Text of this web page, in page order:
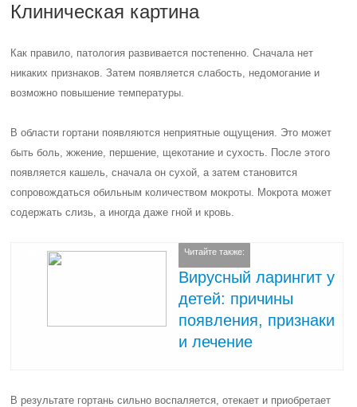
Клиническая картина
Как правило, патология развивается постепенно. Сначала нет
никаких признаков. Затем появляется слабость, недомогание и
возможно повышение температуры.
В области гортани появляются неприятные ощущения. Это может
быть боль, жжение, першение, щекотание и сухость. После этого
появляется кашель, сначала он сухой, а затем становится
сопровождаться обильным количеством мокроты. Мокрота может
содержать слизь, а иногда даже гной и кровь.
Читайте также:
Вирусный ларингит у
детей: причины
появления, признаки
и лечение
В результате гортань сильно воспаляется, отекает и приобретает